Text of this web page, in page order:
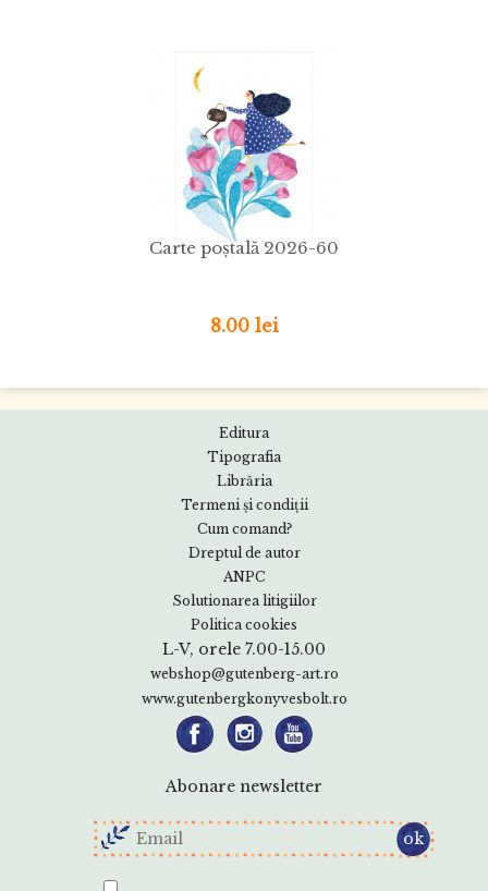
Carte poștală 2026-60
8.00 lei
Editura
Tipografia
Librăria
Termeni și condiții
Cum comand?
Dreptul de autor
ANPC
Solutionarea litigiilor
Politica cookies
L-V, orele 7.00-15.00
webshop@gutenberg-art.ro
www.gutenbergkonyvesbolt.ro
Abonare newsletter